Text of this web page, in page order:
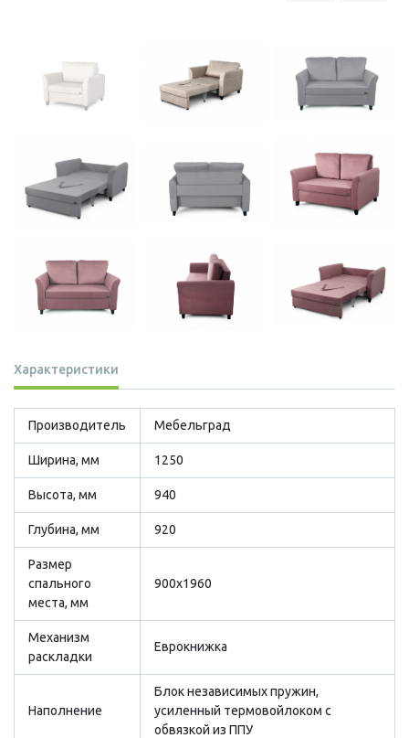
Характеристики
Производитель Мебельград
Ширина, мм 1250
Высота, мм 940
Глубина, мм 920
Размер
cпального
места, мм
900х1960
Механизм
раскладки
Еврокнижка
Наполнение
Блок независимых пружин,
усиленный термовойлоком с
обвязкой из ППУ